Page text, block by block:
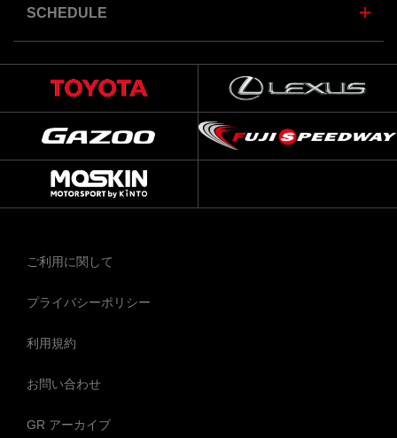
SCHEDULE
ご利用に関して
プライバシーポリシー
利用規約
お問い合わせ
GR アーカイブ